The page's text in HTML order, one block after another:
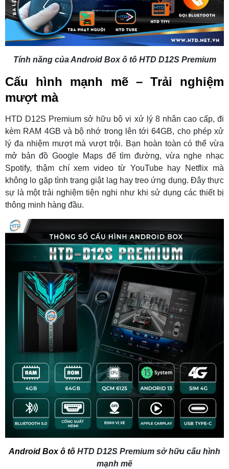
Tính năng của Android Box ô tô HTD D12S Premium
Cấu hình mạnh mẽ – Trải nghiệm
mượt mà
HTD D12S Premium sở hữu bộ vi xử lý 8 nhân cao cấp, đi
kèm RAM 4GB và bộ nhớ trong lên tới 64GB, cho phép xử
lý đa nhiệm mượt mà vượt trội. Bạn hoàn toàn có thể vừa
mở bản đồ Google Maps để tìm đường, vừa nghe nhạc
Spotify, thậm chí xem video từ YouTube hay Netflix mà
không lo gặp tình trạng giật lag hay treo ứng dụng. Đây thực
sự là một trải nghiệm tiện nghi như khi sử dụng các thiết bị
thông minh hàng đầu.
Android Box ô tô HTD D12S Premium sở hữu cấu hình
mạnh mẽ